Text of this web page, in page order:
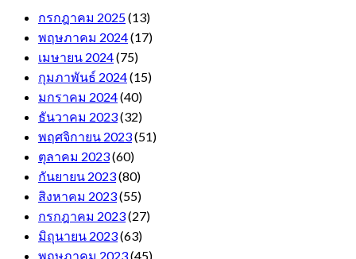
กรกฎาคม 2025(13)
พฤษภาคม 2024(17)
เมษายน 2024(75)
กุมภาพันธ์ 2024(15)
มกราคม 2024(40)
ธันวาคม 2023(32)
พฤศจิกายน 2023(51)
ตุลาคม 2023(60)
กันยายน 2023(80)
สิงหาคม 2023(55)
กรกฎาคม 2023(27)
มิถุนายน 2023(63)
พฤษภาคม 2023(45)